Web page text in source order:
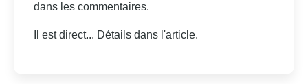
dans les commentaires.
Il est direct... Détails dans l'article.